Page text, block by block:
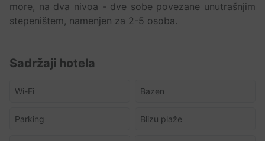
more, na dva nivoa - dve sobe povezane unutrašnjim
stepeništem, namenjen za 2-5 osoba.
Sadržaji hotela
Wi-Fi Bazen
Parking Blizu plaže